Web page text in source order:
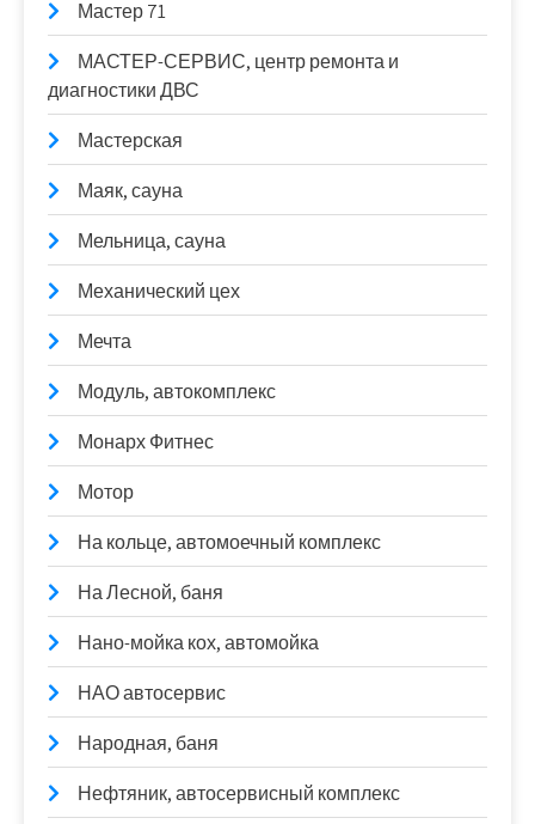
Мастер 71
МАСТЕР-СЕРВИС, центр ремонта и
диагностики ДВС
Мастерская
Маяк, сауна
Мельница, сауна
Механический цех
Мечта
Модуль, автокомплекс
Монарх Фитнес
Мотор
На кольце, автомоечный комплекс
На Лесной, баня
Нано-мойка кох, автомойка
НАО автосервис
Народная, баня
Нефтяник, автосервисный комплекс